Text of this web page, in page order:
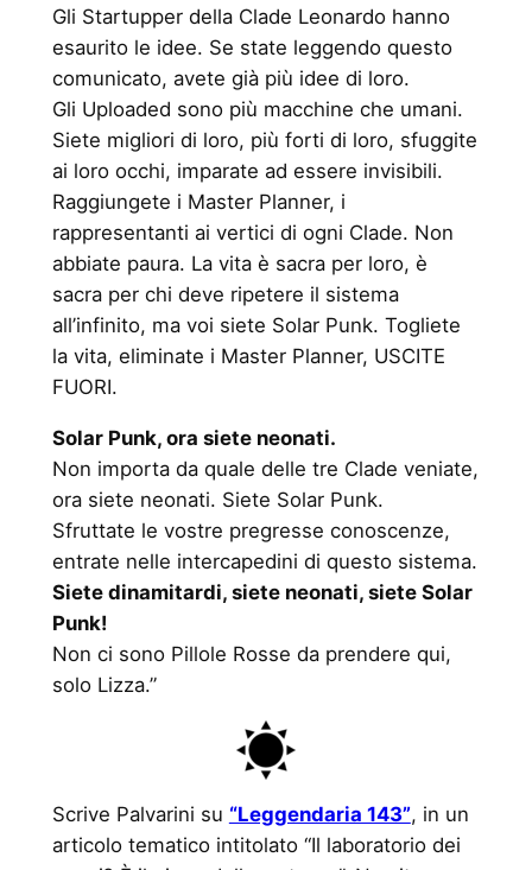
Gli Startupper della Clade Leonardo hanno
esaurito le idee. Se state leggendo questo
comunicato, avete già più idee di loro.
Gli Uploaded sono più macchine che umani.
Siete migliori di loro, più forti di loro, sfuggite
ai loro occhi, imparate ad essere invisibili.
Raggiungete i Master Planner, i
rappresentanti ai vertici di ogni Clade. Non
abbiate paura. La vita è sacra per loro, è
sacra per chi deve ripetere il sistema
all’infinito, ma voi siete Solar Punk. Togliete
la vita, eliminate i Master Planner, USCITE
FUORI.
Solar Punk, ora siete neonati.
Non importa da quale delle tre Clade veniate,
ora siete neonati. Siete Solar Punk.
Sfruttate le vostre pregresse conoscenze,
entrate nelle intercapedini di questo sistema.
Siete dinamitardi, siete neonati, siete Solar
Punk!
Non ci sono Pillole Rosse da prendere qui,
solo Lizza.”
Scrive Palvarini su “Leggendaria 143”, in un
articolo tematico intitolato “Il laboratorio dei